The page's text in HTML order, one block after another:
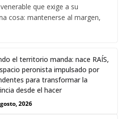
que exige a su
cosa: mantenerse al margen,
el territorio manda: nace RAÍS,
peronista impulsado por
para transformar la
desde el hacer
2026